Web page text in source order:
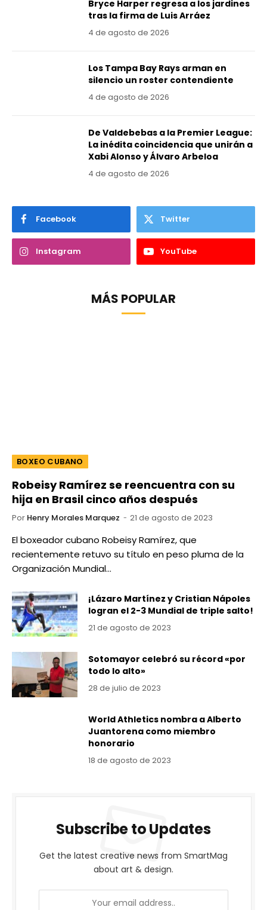
Bryce Harper regresa a los jardines
tras la firma de Luis Arráez
4 de agosto de 2026
Los Tampa Bay Rays arman en
silencio un roster contendiente
4 de agosto de 2026
De Valdebebas a la Premier League:
La inédita coincidencia que unirán a
Xabi Alonso y Álvaro Arbeloa
4 de agosto de 2026
Facebook Twitter
Instagram YouTube
MÁS POPULAR
BOXEO CUBANO
Robeisy Ramírez se reencuentra con su
hija en Brasil cinco años después
Por Henry Morales Marquez 21 de agosto de 2023
El boxeador cubano Robeisy Ramírez, que
recientemente retuvo su título en peso pluma de la
Organización Mundial…
¡Lázaro Martínez y Cristian Nápoles
logran el 2-3 Mundial de triple salto!
21 de agosto de 2023
Sotomayor celebró su récord «por
todo lo alto»
28 de julio de 2023
World Athletics nombra a Alberto
Juantorena como miembro
honorario
18 de agosto de 2023
Subscribe to Updates
Get the latest creative news from SmartMag
about art & design.